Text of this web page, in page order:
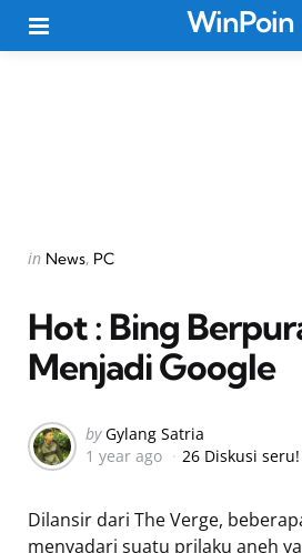
WinPoin
Categories
Posted
in News PC
Hot : Bing
Menjadi Google
Posted
by
by Gylang Satria
1 year ago
26 Diskusi seru!
Dilansir dari The Verge,
menyadari suatu prilaku aneh